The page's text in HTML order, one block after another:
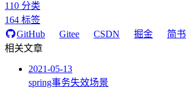
110 分类
164 标签
GitHub
Gitee CSDN 掘金 简书
相关文章
2021-05-13
spring事务失效场景